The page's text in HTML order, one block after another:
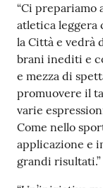
a
t
i
A
n
a
g
r
a
f
i
“Ci prepariamo
atletica leggera
la Città e vedrà
brani inediti e
e mezza di
promuovere il
varie
Come nello
applicazione e
grandi risultati.”